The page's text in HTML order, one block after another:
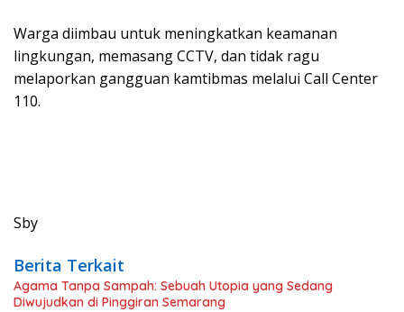
Warga diimbau untuk meningkatkan keamanan
lingkungan, memasang CCTV, dan tidak ragu
melaporkan gangguan kamtibmas melalui Call Center
110.
Sby
Berita Terkait
Agama Tanpa Sampah: Sebuah Utopia yang Sedang
Diwujudkan di Pinggiran Semarang